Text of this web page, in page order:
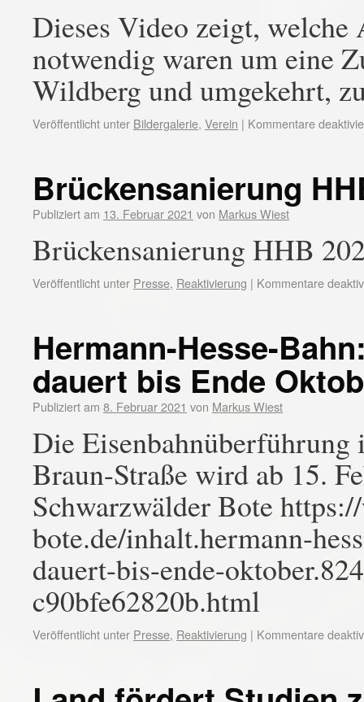
Dieses Video zeigt,
notwendig waren um eine
Wildberg und umgekehrt,
Veröffentlicht unter Bildergalerie, Verein | Kommentare
Brückensanierung
Publiziert am 13. Februar 2021 von Markus Wiest
Brückensanierung HHB
Veröffentlicht unter Presse, Reaktivierung | Kommentare
Hermann-Hesse-
dauert bis Ende
Publiziert am 8. Februar 2021 von Markus Wiest
Die
Braun-Straße wird ab 15.
Schwarzwälder Bote
bote.de/inhalt.hermann-
dauert-bis-ende-
c90bfe62820b.html
Veröffentlicht unter Presse, Reaktivierung | Kommentare